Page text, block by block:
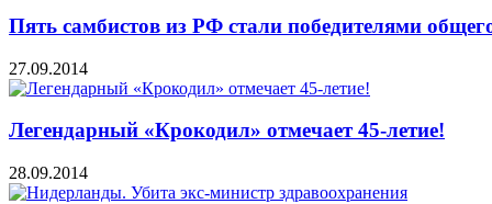
Пять самбистов из РФ стали победителями
27.09.2014
Легендарный «Крокодил» отмечает 45-летие!
28.09.2014